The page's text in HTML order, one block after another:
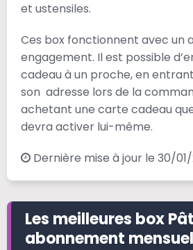
et ustensiles.
Ces box fonctionnent avec un
engagement. Il est possible
cadeau à un proche, en
son adresse lors de la
achetant une carte cadeau
devra activer lui-même.
Dernière mise à jour le 30/
Les meilleures box
abonnement mensuel